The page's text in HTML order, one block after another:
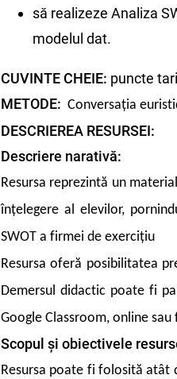
să realizeze Analiza
modelul dat.
CUVINTE CHEIE: puncte
METODE: Conversația
DESCRIEREA RESURSEI:
Descriere narativă:
Resursa reprezintă un
înțelegere al elevilor,
SWOT a firmei de exercițiu
Resursa oferă posibilitatea
Demersul didactic poate fi
Google Classroom, online sau
Scopul și obiectivele
Resursa poate fi folosită atât